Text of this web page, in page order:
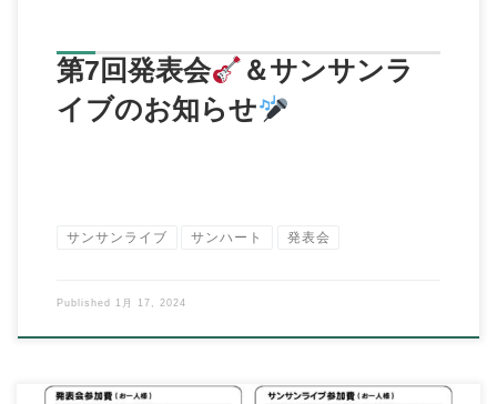
第7回発表会
＆サンサンラ
イブのお知らせ
サンサンライブ サンハート 発表会
Published 1月 17, 2024